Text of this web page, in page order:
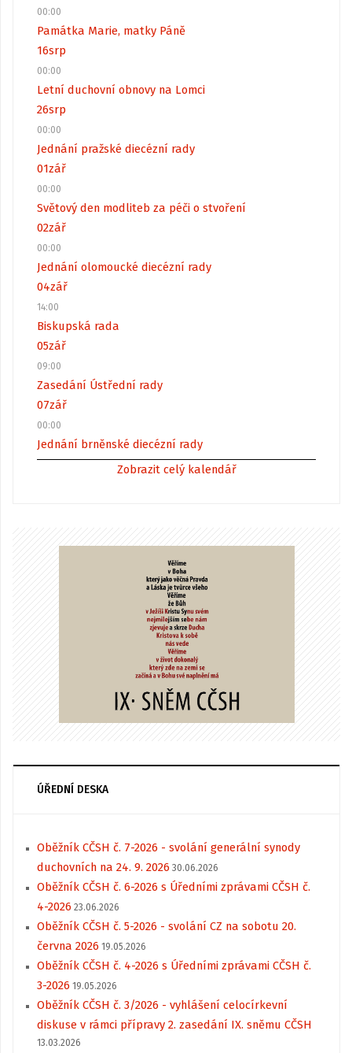
00:00
Památka Marie, matky Páně
16srp
00:00
Letní duchovní obnovy na Lomci
26srp
00:00
Jednání pražské diecézní rady
01zář
00:00
Světový den modliteb za péči o stvoření
02zář
00:00
Jednání olomoucké diecézní rady
04zář
14:00
Biskupská rada
05zář
09:00
Zasedání Ústřední rady
07zář
00:00
Jednání brněnské diecézní rady
Zobrazit celý kalendář
ÚŘEDNÍ DESKA
Oběžník CČSH č. 7-2026 - svolání generální synody
duchovních na 24. 9. 2026 30.06.2026
Oběžník CČSH č. 6-2026 s Úředními zprávami CČSH č.
4-2026 23.06.2026
Oběžník CČSH č. 5-2026 - svolání CZ na sobotu 20.
června 2026 19.05.2026
Oběžník CČSH č. 4-2026 s Úředními zprávami CČSH č.
3-2026 19.05.2026
Oběžník CČSH č. 3/2026 - vyhlášení celocírkevní
diskuse v rámci přípravy 2. zasedání IX. sněmu CČSH
13.03.2026